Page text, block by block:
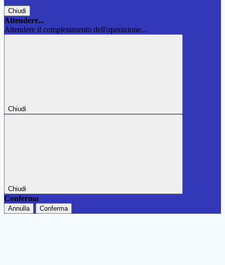
Chiudi
Attendere...
Attendere il completamento dell'operazione...
Chiudi
Chiudi
Conferma
Annulla Conferma